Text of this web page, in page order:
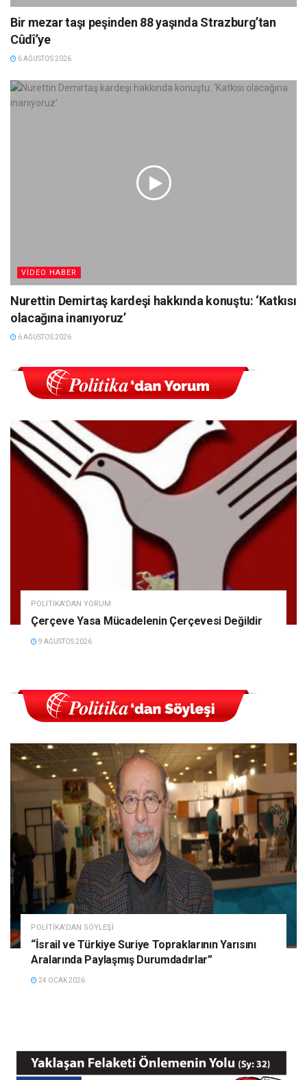
Bir mezar taşı peşinden 88 yaşında Strazburg’tan
Cûdî’ye
6 AĞUSTOS 2026
VIDEO HABER
Nurettin Demirtaş kardeşi hakkında konuştu: ‘Katkısı
olacağına inanıyoruz’
6 AĞUSTOS 2026
POLITIKA'DAN YORUM
Çerçeve Yasa Mücadelenin Çerçevesi Değildir
9 AĞUSTOS 2026
POLITIKA'DAN SÖYLEŞI
“İsrail ve Türkiye Suriye Topraklarının Yarısını
Aralarında Paylaşmış Durumdadırlar”
24 OCAK 2026